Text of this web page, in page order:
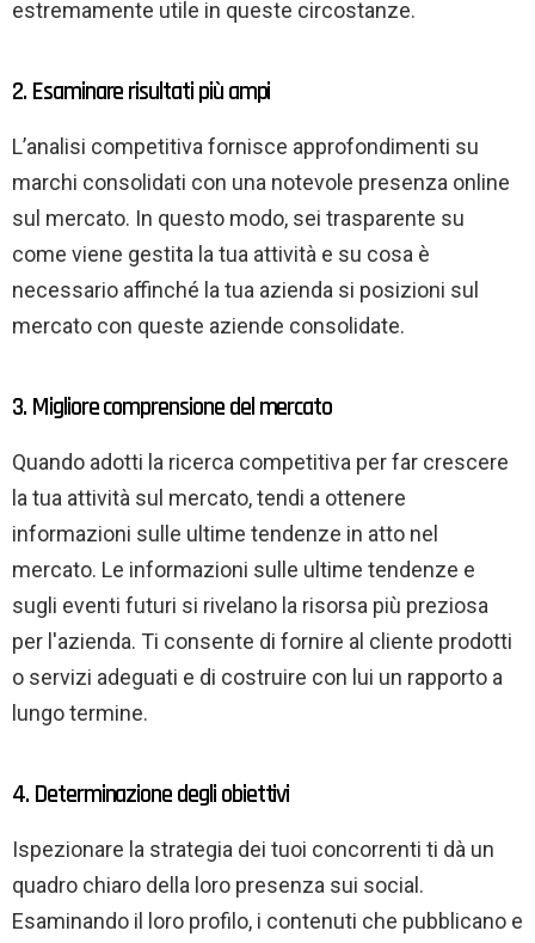
estremamente utile in queste circostanze.
2. Esaminare risultati più ampi
L’analisi competitiva fornisce approfondimenti su
marchi consolidati con una notevole presenza online
sul mercato. In questo modo, sei trasparente su
come viene gestita la tua attività e su cosa è
necessario affinché la tua azienda si posizioni sul
mercato con queste aziende consolidate.
3. Migliore comprensione del mercato
Quando adotti la ricerca competitiva per far crescere
la tua attività sul mercato, tendi a ottenere
informazioni sulle ultime tendenze in atto nel
mercato. Le informazioni sulle ultime tendenze e
sugli eventi futuri si rivelano la risorsa più preziosa
per l'azienda. Ti consente di fornire al cliente prodotti
o servizi adeguati e di costruire con lui un rapporto a
lungo termine.
4. Determinazione degli obiettivi
Ispezionare la strategia dei tuoi concorrenti ti dà un
quadro chiaro della loro presenza sui social.
Esaminando il loro profilo, i contenuti che pubblicano e